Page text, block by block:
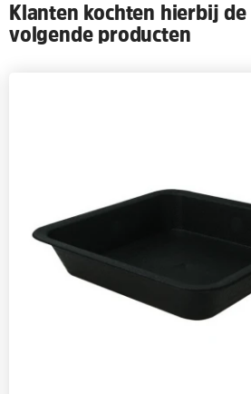
Klanten kochten hierbij de
volgende producten